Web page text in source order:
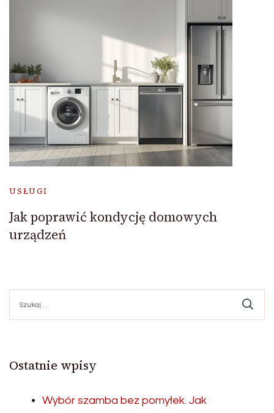
USŁUGI
Jak poprawić kondycję domowych
urządzeń
Ostatnie wpisy
Wybór szamba bez pomyłek. Jak